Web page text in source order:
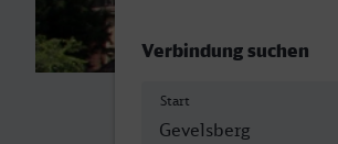
Verbindung suchen
Start